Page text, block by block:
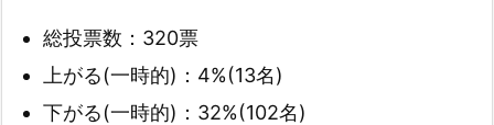
総投票数：320票
上がる(一時的)：4%(13名)
下がる(一時的)：32%(102名)